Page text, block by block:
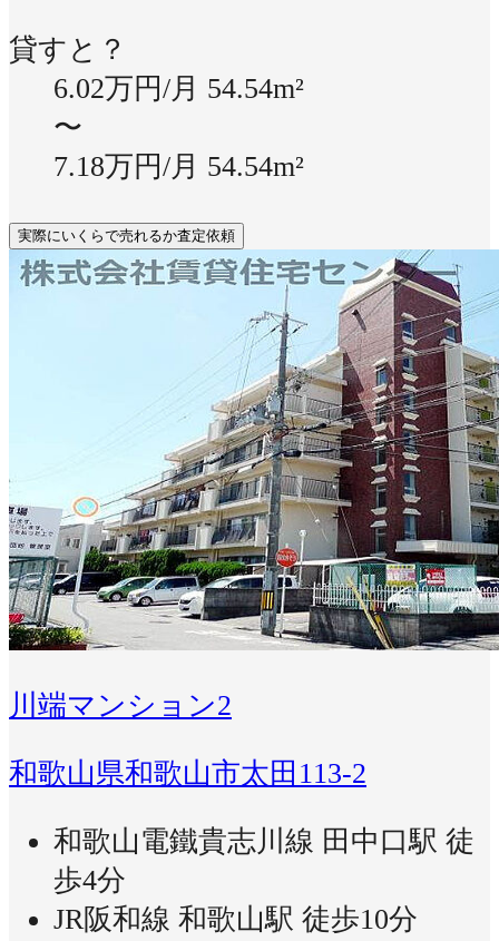
貸すと？
6.02万円/月 54.54m²
〜
7.18万円/月 54.54m²
実際にいくらで売れるか査定依頼
川端マンション2
和歌山県和歌山市太田113-2
和歌山電鐵貴志川線 田中口駅 徒
歩4分
JR阪和線 和歌山駅 徒歩10分